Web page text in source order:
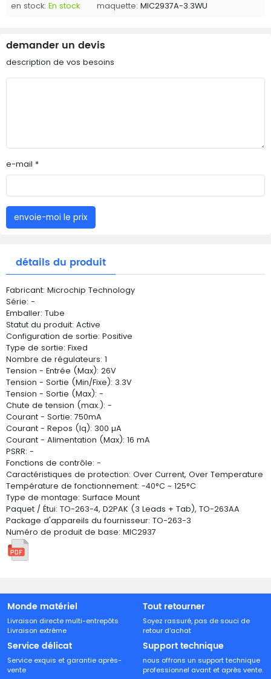
en stock: En stock maquette: MIC2937A-3.3WU
demander un devis
description de vos besoins
e-mail *
envoie-moi le prix
détails du produit
Fabricant: Microchip Technology
Série: -
Emballer: Tube
Statut du produit: Active
Configuration de sortie: Positive
Type de sortie: Fixed
Nombre de régulateurs: 1
Tension - Entrée (Max): 26V
Tension - Sortie (Min/Fixe): 3.3V
Tension - Sortie (Max): -
Chute de tension (max.): -
Courant - Sortie: 750mA
Courant - Repos (Iq): 300 µA
Courant - Alimentation (Max): 16 mA
PSRR: -
Fonctions de contrôle: -
Caractéristiques de protection: Over Current, Over Temperature
Température de fonctionnement: -40°C ~ 125°C
Type de montage: Surface Mount
Paquet / Étui: TO-263-4, D2PAK (3 Leads + Tab), TO-263AA
Package d'appareils du fournisseur: TO-263-3
Numéro de produit de base: MIC2937
Monde matériel
Livraison directe multi-entrepôts
Livraison extrême
Tout retourner
Soyez rassuré, pas de souci de
retour d'achat
Service délicat
Service exquis et garantie après-
vente
Support technique
nous offrons un support technique
professionnel avant et après vente.